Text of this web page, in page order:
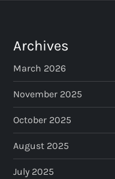
Archives
March 2026
November 2025
October 2025
August 2025
July 2025